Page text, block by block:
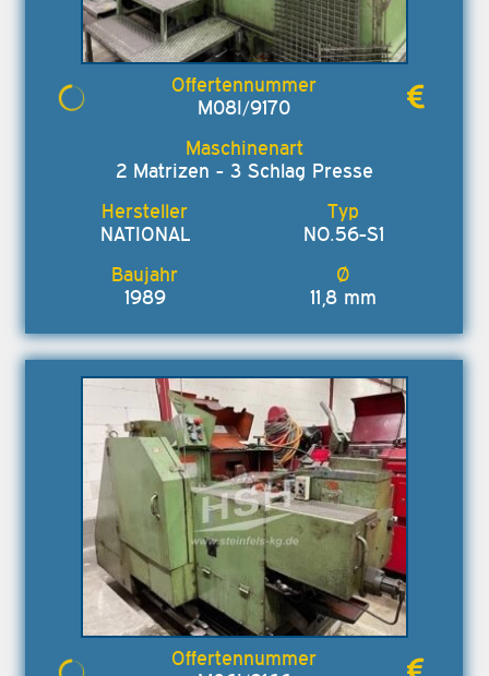
M08I/9170
2 Matrizen - 3 Schlag Presse
NATIONAL NO.56-S1
1989 11,8 mm